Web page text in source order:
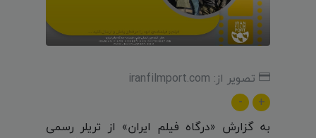
تصویر از: iranfilmport.com
+
-
به گزارش «درگاه فیلم ایران» از تریلر رسمی